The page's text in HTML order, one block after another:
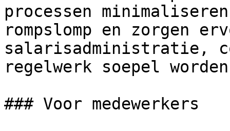
processen
rompslomp en zorgen
salarisadministratie,
regelwerk soepel
### Voor medewerkers